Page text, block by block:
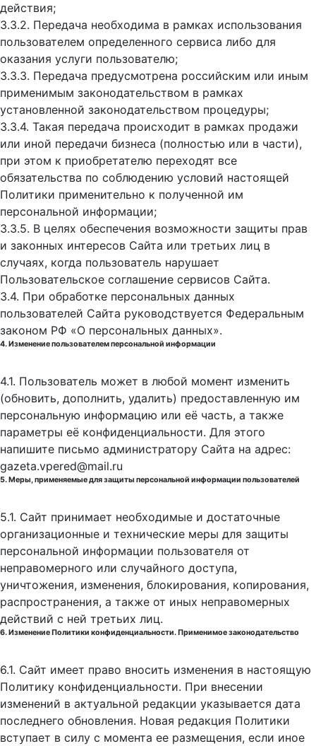
действия;
3.3.2. Передача необходима в рамках использования
пользователем определенного сервиса либо для
оказания услуги пользователю;
3.3.3. Передача предусмотрена российским или иным
применимым законодательством в рамках
установленной законодательством процедуры;
3.3.4. Такая передача происходит в рамках продажи
или иной передачи бизнеса (полностью или в части),
при этом к приобретателю переходят все
обязательства по соблюдению условий настоящей
Политики применительно к полученной им
персональной информации;
3.3.5. В целях обеспечения возможности защиты прав
и законных интересов Сайта или третьих лиц в
случаях, когда пользователь нарушает
Пользовательское соглашение сервисов Сайта.
3.4. При обработке персональных данных
пользователей Сайта руководствуется Федеральным
законом РФ «О персональных данных».
4. Изменение пользователем персональной информации
4.1. Пользователь может в любой момент изменить
(обновить, дополнить, удалить) предоставленную им
персональную информацию или её часть, а также
параметры её конфиденциальности. Для этого
напишите письмо администратору Сайта на адрес:
gazeta.vpered@mail.ru
5. Меры, применяемые для защиты персональной информации пользователей
5.1. Сайт принимает необходимые и достаточные
организационные и технические меры для защиты
персональной информации пользователя от
неправомерного или случайного доступа,
уничтожения, изменения, блокирования, копирования,
распространения, а также от иных неправомерных
действий с ней третьих лиц.
6. Изменение Политики конфиденциальности. Применимое законодательство
6.1. Сайт имеет право вносить изменения в настоящую
Политику конфиденциальности. При внесении
изменений в актуальной редакции указывается дата
последнего обновления. Новая редакция Политики
вступает в силу с момента ее размещения, если иное